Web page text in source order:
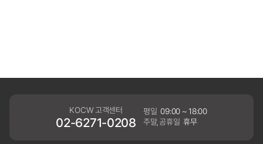
KOCW 고객센터
02-6271-0208
평일 09:00 ~ 18:00
주말,공휴일 휴무